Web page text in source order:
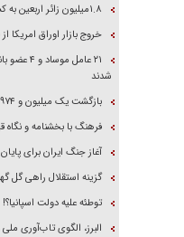
۱.۸میلیون زائر اربعین به کشور بازگشتند
خروج بازار اوراق امریکا
۲۱ عامل
شدند
بازگشت یک میلیون و ۹۷۴ هزار زائر اربعین به کشور
فرهنگ با بخشنامه و نگاه
آغاز جنگ ایران برای
گزینه استقلال راهی گل
توطئه علیه دولت اسپانیا؟!
البرز، الگوی تاب‌آوری